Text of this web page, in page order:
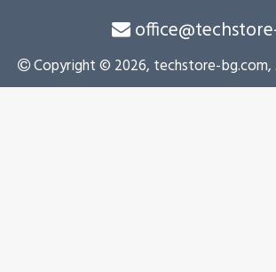
Copyright © 2026, techstore-bg.com,